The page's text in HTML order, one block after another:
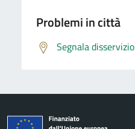
Problemi in città
Segnala disservizio